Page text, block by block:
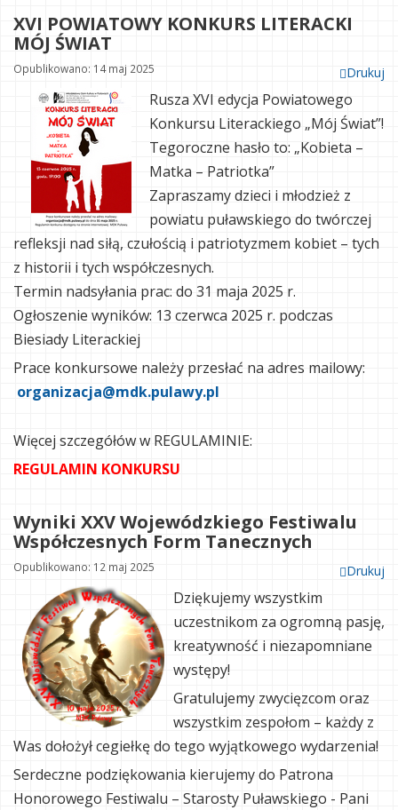
XVI POWIATOWY KONKURS LITERACKI
MÓJ ŚWIAT
Drukuj
Opublikowano: 14 maj 2025
Rusza XVI edycja Powiatowego
Konkursu Literackiego „Mój Świat”!
Tegoroczne hasło to: „Kobieta –
Matka – Patriotka”
Zapraszamy dzieci i młodzież z
powiatu puławskiego do twórczej
refleksji nad siłą, czułością i patriotyzmem kobiet – tych
z historii i tych współczesnych.
Termin nadsyłania prac: do 31 maja 2025 r.
Ogłoszenie wyników: 13 czerwca 2025 r. podczas
Biesiady Literackiej
Prace konkursowe należy przesłać na adres mailowy:
organizacja@mdk.pulawy.pl
Więcej szczegółów w REGULAMINIE:
REGULAMIN KONKURSU
Wyniki XXV Wojewódzkiego Festiwalu
Współczesnych Form Tanecznych
Drukuj
Opublikowano: 12 maj 2025
Dziękujemy wszystkim
uczestnikom za ogromną pasję,
kreatywność i niezapomniane
występy!
Gratulujemy zwycięzcom oraz
wszystkim zespołom – każdy z
Was dołożył cegiełkę do tego wyjątkowego wydarzenia!
Serdeczne podziękowania kierujemy do Patrona
Honorowego Festiwalu – Starosty Puławskiego - Pani